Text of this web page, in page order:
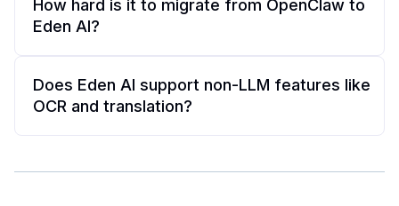
and most alternatives do not provide native multi-
is a French company with a dedicated EU endpoint
that routes eligible workloads through EU-hosted
provide EU residency as a standard feature.
How hard is it to migrate from OpenClaw to
Eden AI?
already uses API-based model routing. Create an
Eden AI API key, update your base URL to
Does Eden AI support non-LLM features like
OCR and translation?